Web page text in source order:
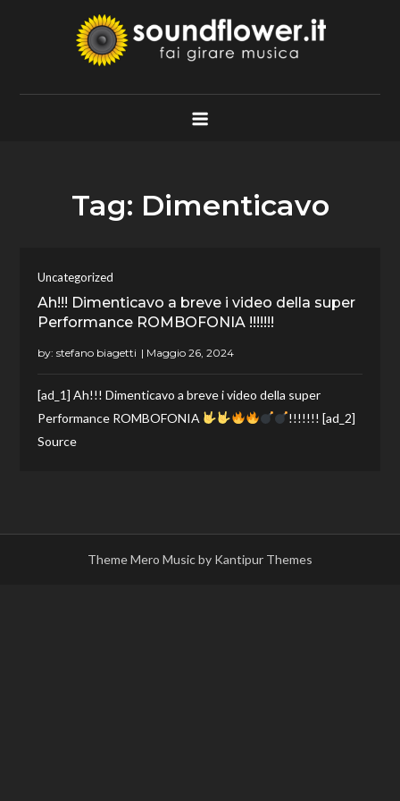
Soundflower.it
Fai Girare Musica
Tag: Dimenticavo
Uncategorized
Ah!!! Dimenticavo a breve i video della super
Performance ROMBOFONIA !!!!!!!
by:stefano biagetti
[ad_1] Ah!!! Dimenticavo a breve i video della super
Performance ROMBOFONIA
!!!!!!! [ad_2]
Source
Theme Mero Music by Kantipur Themes